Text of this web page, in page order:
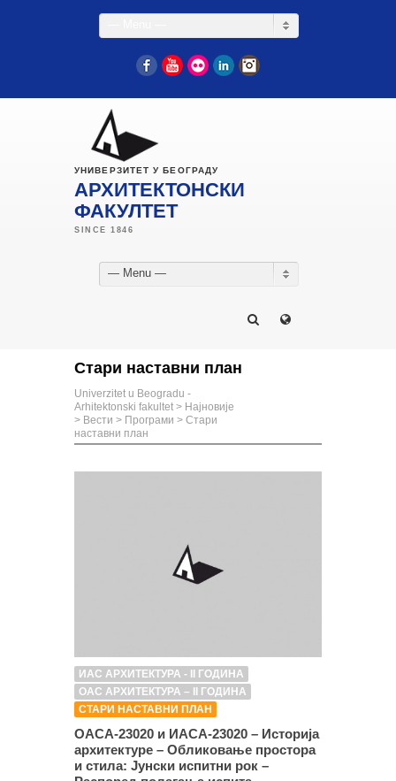
FacebookYouTube
Flickr LinkedIn
УНИВЕРЗИТЕТ У БЕОГРАДУ
АРХИТЕКТОНСКИ
ФАКУЛТЕТ
— Menu —
Стари наставни план
Univerzitet u Beogradu -
Arhitektonski fakultet > Најновије
> Вести > Програми > Стари
наставни план
ИАС АРХИТЕКТУРА - II ГОДИНА
ОАС АРХИТЕКТУРА – II ГОДИНА
СТАРИ НАСТАВНИ ПЛАН
ОАСА-23020 и ИАСА-23020 – Историја
архитектуре – Обликовање простора
и стила: Јунски испитни рок –